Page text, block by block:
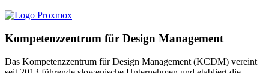
Kompetenzzentrum für Design Management
Das Kompetenzzentrum für Design Management (KCDM) vereint